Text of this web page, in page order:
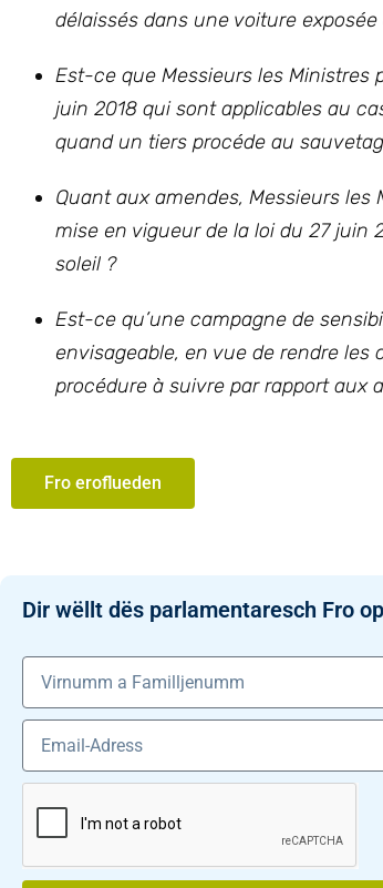
délaissés dans une voiture
Est-ce que Messieurs les Ministres
juin 2018 qui sont applicables au
quand un tiers procéde au
Quant aux amendes, Messieurs
mise en vigueur de la loi du 27 juin
soleil ?
Est-ce qu’une campagne de
envisageable, en vue de rendre
procédure à suivre par rapport aux
Fro eroflueden
Dir wëllt dës parlamentaresch Fro